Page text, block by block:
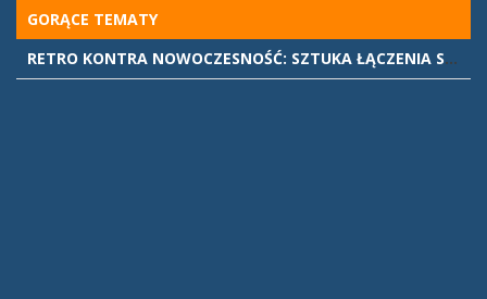
Skip
to
content
GORĄCE TEMATY
RETRO KONTRA NOWOCZESNOŚĆ: SZTUKA ŁĄCZENIA STYLÓW WE WNĘTRZACH